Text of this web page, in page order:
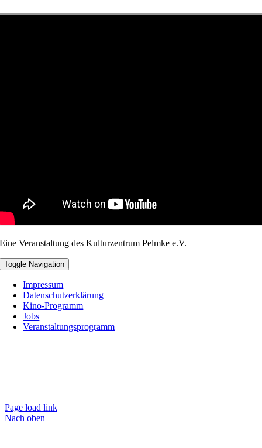
Eine Veranstaltung des Kulturzentrum Pelmke e.V.
Toggle Navigation
Impressum
Datenschutzerklärung
Kino-Programm
Jobs
Veranstaltungsprogramm
Page load link
Nach oben